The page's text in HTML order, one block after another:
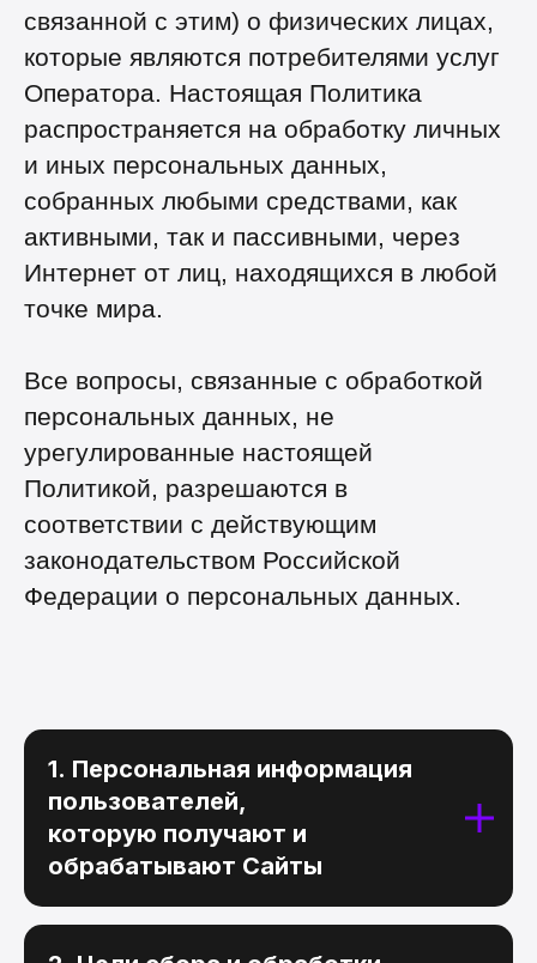
связанной с этим) о физических лицах,
которые являются потребителями услуг
Оператора. Настоящая Политика
распространяется на обработку личных
и иных персональных данных,
собранных любыми средствами, как
активными, так и пассивными, через
Интернет от лиц, находящихся в любой
точке мира.
Все вопросы, связанные с обработкой
персональных данных, не
урегулированные настоящей
Политикой, разрешаются в
соответствии с действующим
законодательством Российской
Федерации о персональных данных.
1. Персональная информация
пользователей,
которую получают и
обрабатывают Сайты